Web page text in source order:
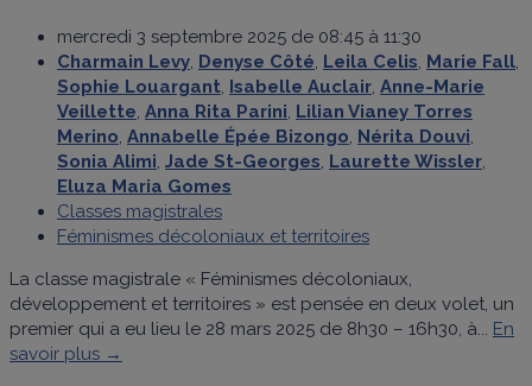
mercredi 3 septembre 2025 de 08:45 à 11:30
Charmain Levy, Denyse Côté, Leila Celis, Marie Fall,
Sophie Louargant, Isabelle Auclair, Anne-Marie
Veillette, Anna Rita Parini, Lilian Vianey Torres
Merino, Annabelle Épée Bizongo, Nérita Douvi,
Sonia Alimi, Jade St-Georges, Laurette Wissler,
Eluza Maria Gomes
Classes magistrales
Féminismes décoloniaux et territoires
La classe magistrale « Féminismes décoloniaux,
développement et territoires » est pensée en deux volet, un
premier qui a eu lieu le 28 mars 2025 de 8h30 – 16h30, à... En
savoir plus →